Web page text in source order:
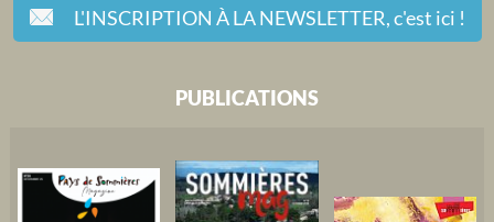
L'INSCRIPTION À LA NEWSLETTER,c'est ici !
PUBLICATIONS